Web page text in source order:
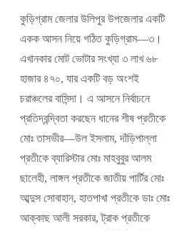
কুড়িগ্রাম জেলার উলিপুর উপজেলার একটি
একক আসন নিয়ে গঠিত কুড়িগ্রাম—৩।
এখানকার মোট ভোটার সংখ্যা ৩ লাখ ৬৮
হাজার ৪৭০, যার একটি বড় অংশই
চরাঞ্চলের বাসিন্দা। এ আসনে নির্বাচনে
প্রতিদ্বন্দ্বিতা করছেন ধানের শীষ প্রতীকে
মোঃ তাসভীর—উল ইসলাম, দাঁড়িপাল্লা
প্রতীকে ব্যারিস্টার মোঃ মাহবুবুর আলম
ছালেহী, লাঙ্গল প্রতীকে জাতীয় পার্টির মোঃ
আব্দুস সোবাহান, হাতপাখা প্রতীকে ডাঃ মোঃ
আক্কাছ আলী সরকার, ট্রাক প্রতীকে